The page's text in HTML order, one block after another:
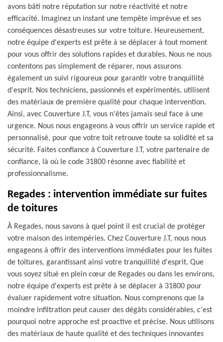
avons bâti notre réputation sur notre réactivité et notre
efficacité. Imaginez un instant une tempête imprévue et ses
conséquences désastreuses sur votre toiture. Heureusement,
notre équipe d'experts est prête à se déplacer à tout moment
pour vous offrir des solutions rapides et durables. Nous ne nous
contentons pas simplement de réparer, nous assurons
également un suivi rigoureux pour garantir votre tranquillité
d'esprit. Nos techniciens, passionnés et expérimentés, utilisent
des matériaux de première qualité pour chaque intervention.
Ainsi, avec Couverture J.T, vous n'êtes jamais seul face à une
urgence. Nous nous engageons à vous offrir un service rapide et
personnalisé, pour que votre toit retrouve toute sa solidité et sa
sécurité. Faites confiance à Couverture J.T, votre partenaire de
confiance, là où le code 31800 résonne avec fiabilité et
professionnalisme.
Regades : intervention immédiate sur fuites
de toitures
À Regades, nous savons à quel point il est crucial de protéger
votre maison des intempéries. Chez Couverture J.T, nous nous
engageons à offrir des interventions immédiates pour les fuites
de toitures, garantissant ainsi votre tranquillité d'esprit. Que
vous soyez situé en plein cœur de Regades ou dans les environs,
notre équipe d'experts est prête à se déplacer à 31800 pour
évaluer rapidement votre situation. Nous comprenons que la
moindre infiltration peut causer des dégâts considérables, c'est
pourquoi notre approche est proactive et précise. Nous utilisons
des matériaux de haute qualité et des techniques innovantes